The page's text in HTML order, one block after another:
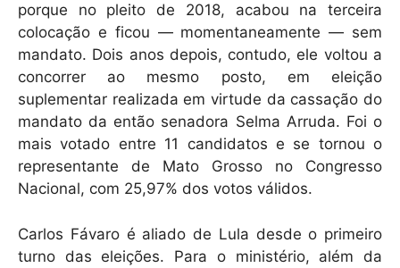
porque no pleito de 2018, acabou na terceira
colocação e ficou — momentaneamente — sem
mandato. Dois anos depois, contudo, ele voltou a
concorrer ao mesmo posto, em eleição
suplementar realizada em virtude da cassação do
mandato da então senadora Selma Arruda. Foi o
mais votado entre 11 candidatos e se tornou o
representante de Mato Grosso no Congresso
Nacional, com 25,97% dos votos válidos.
Carlos Fávaro é aliado de Lula desde o primeiro
turno das eleições. Para o ministério, além da